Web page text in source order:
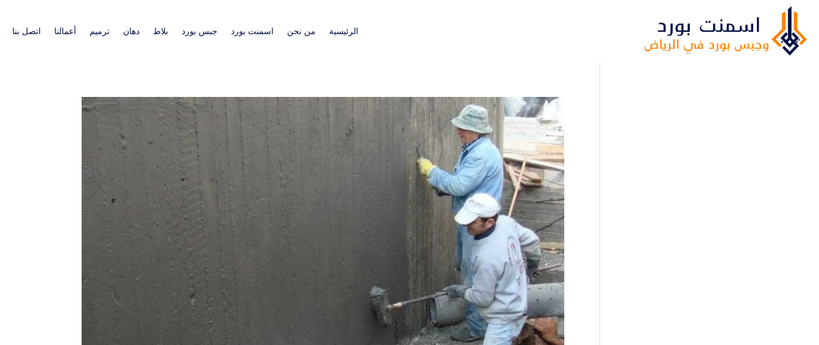
الرئيسية من نحن اسمنت بورد جبس بورد بلاط دهان ترميم أعمالنا اتصل بنا